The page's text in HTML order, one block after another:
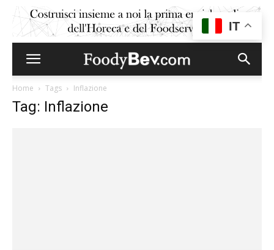
Home Tags Inflazione
Tag: Inflazione
IT